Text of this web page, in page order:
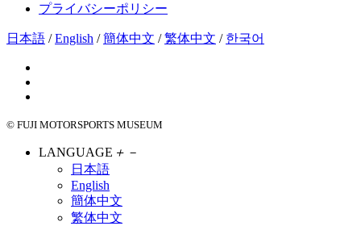
プライバシーポリシー
日本語 /English /簡体中文 /繁体中文 / 한국어
© FUJI MOTORSPORTS MUSEUM
LANGUAGE ＋ －
日本語
English
簡体中文
繁体中文